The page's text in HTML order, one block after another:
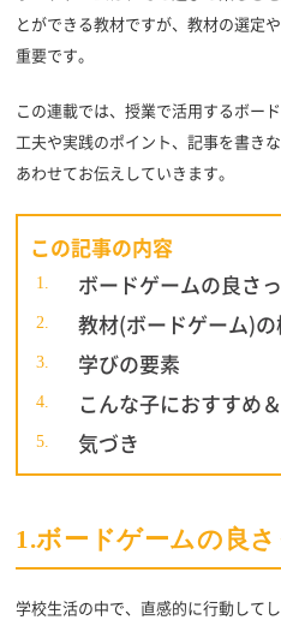
とができる教材ですが、教材の選定
重要です。
この連載では、授業で活用するボー
工夫や実践のポイント、記事を書き
あわせてお伝えしていきます。
この記事の内容
ボードゲームの良さ
教材(ボードゲーム)の
学びの要素
こんな子におすすめ
気づき
1.ボードゲームの良さ
学校生活の中で、直感的に行動して